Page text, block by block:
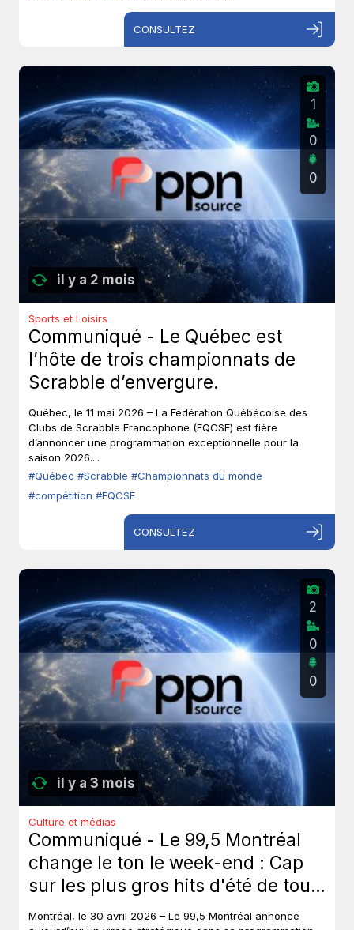
CONSULTEZ
il y a 2 mois
1
0
0
Sports et Loisirs
Communiqué - Le Québec est
l’hôte de trois championnats de
Scrabble d’envergure.
Québec, le 11 mai 2026 – La Fédération Québécoise des
Clubs de Scrabble Francophone (FQCSF) est fière
d’annoncer une programmation exceptionnelle pour la
saison 2026....
#Québec #Scrabble #Championnats du monde
#compétition #FQCSF
CONSULTEZ
il y a 3 mois
2
0
0
Culture et médias
Communiqué - Le 99,5 Montréal
change le ton le week-end : Cap
sur les plus gros hits d'été de tous
les temps, sans toucher à ses voix
Montréal, le 30 avril 2026 – Le 99,5 Montréal annonce